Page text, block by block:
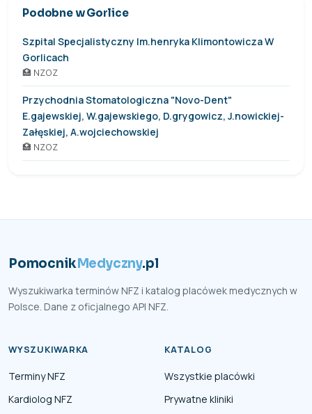
Podobne w Gorlice
Szpital Specjalistyczny Im.henryka Klimontowicza W
Gorlicach
🏥 NZOZ
Przychodnia Stomatologiczna "Novo-Dent"
E.gajewskiej, W.gajewskiego, D.grygowicz, J.nowickiej-
Załęskiej, A.wojciechowskiej
🏥 NZOZ
PomocnikMedyczny.pl
Wyszukiwarka terminów NFZ i katalog placówek medycznych w
Polsce. Dane z oficjalnego API NFZ.
WYSZUKIWARKA
Terminy NFZ
Kardiolog NFZ
KATALOG
Wszystkie placówki
Prywatne kliniki